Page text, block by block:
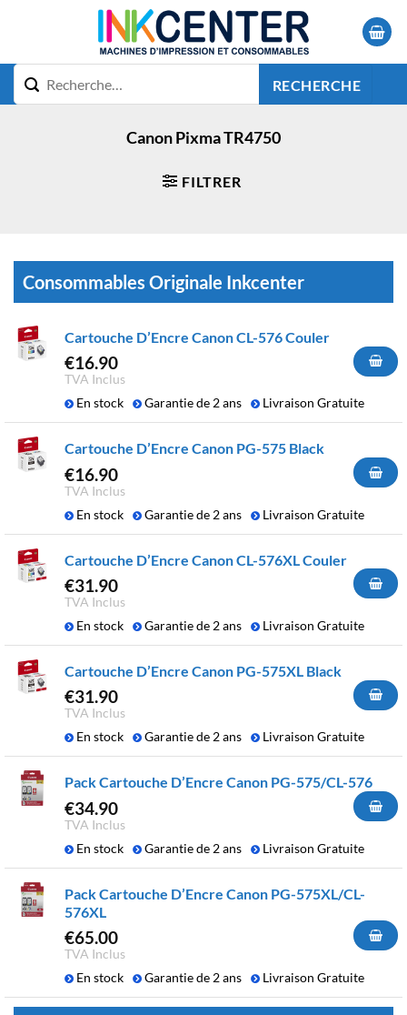
RECHERCHE
Canon Pixma TR4750
FILTRER
Consommables Originale Inkcenter
Cartouche D’Encre Canon CL-576 Couler
€16.90
TVA Inclus
En stock
Garantie de 2 ans Livraison Gratuite
Cartouche D’Encre Canon PG-575 Black
€16.90
TVA Inclus
En stock
Garantie de 2 ans Livraison Gratuite
Cartouche D’Encre Canon CL-576XL Couler
€31.90
TVA Inclus
En stock
Garantie de 2 ans Livraison Gratuite
Cartouche D’Encre Canon PG-575XL Black
€31.90
TVA Inclus
En stock
Garantie de 2 ans Livraison Gratuite
Pack Cartouche D’Encre Canon PG-575/CL-576
€34.90
TVA Inclus
En stock
Garantie de 2 ans Livraison Gratuite
Pack Cartouche D’Encre Canon PG-575XL/CL-
576XL
€65.00
TVA Inclus
En stock
Garantie de 2 ans Livraison Gratuite